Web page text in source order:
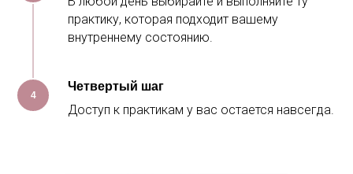
практику, которая подходит вашему
внутреннему состоянию.
4
Четвертый шаг
Доступ к практикам у вас остается навсегда.